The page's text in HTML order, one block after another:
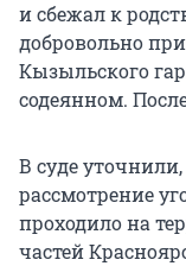
и сбежал к
добровольно
Кызыльского
содеянном.
В суде
рассмотрение
проходило на
частей